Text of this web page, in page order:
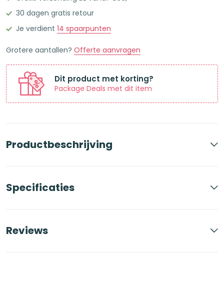
Stift
Pastel
roze
aantal
30 dagen gratis retour
Je verdient 14 spaarpunten
Grotere aantallen? Offerte aanvragen
Dit product met korting?
Package Deals met dit item
Productbeschrijving
Specificaties
Reviews